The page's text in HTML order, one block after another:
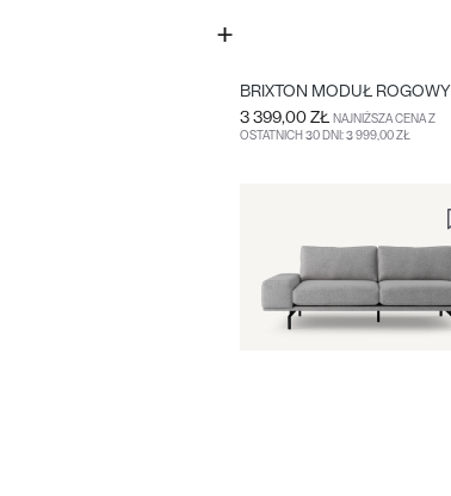
BRIXTON MODUŁ ROGOWY
3 399,00 ZŁ NAJNIŻSZA CENA Z
OSTATNICH 30 DNI: 3 999,00 ZŁ